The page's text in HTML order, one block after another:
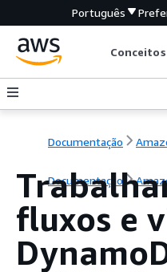
Português
Documentação
Documentação
fluxos e